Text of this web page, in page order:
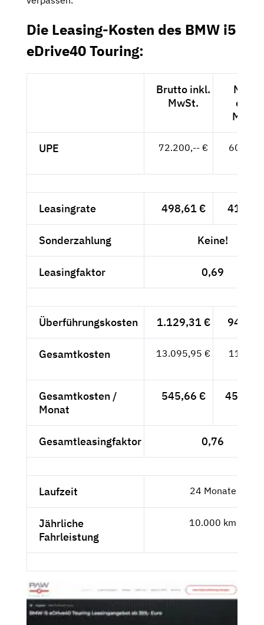
Die Leasing-Kosten des BMW i5
eDrive40 Touring:
Brutto inkl.
MwSt.
Netto
exkl.
MwSt.
UPE 72.200,-- €
Leasingrate 498,61 € 419,--
Sonderzahlung Keine!
Leasingfaktor 0,69
Überführungskosten 1.129,31 € 949,--
Gesamtkosten 13.095,95 €
Gesamtkosten /
Monat
545,66 € 458,54
Gesamtleasingfaktor 0,76
Laufzeit 24 Monate
Jährliche
Fahrleistung
10.000 km